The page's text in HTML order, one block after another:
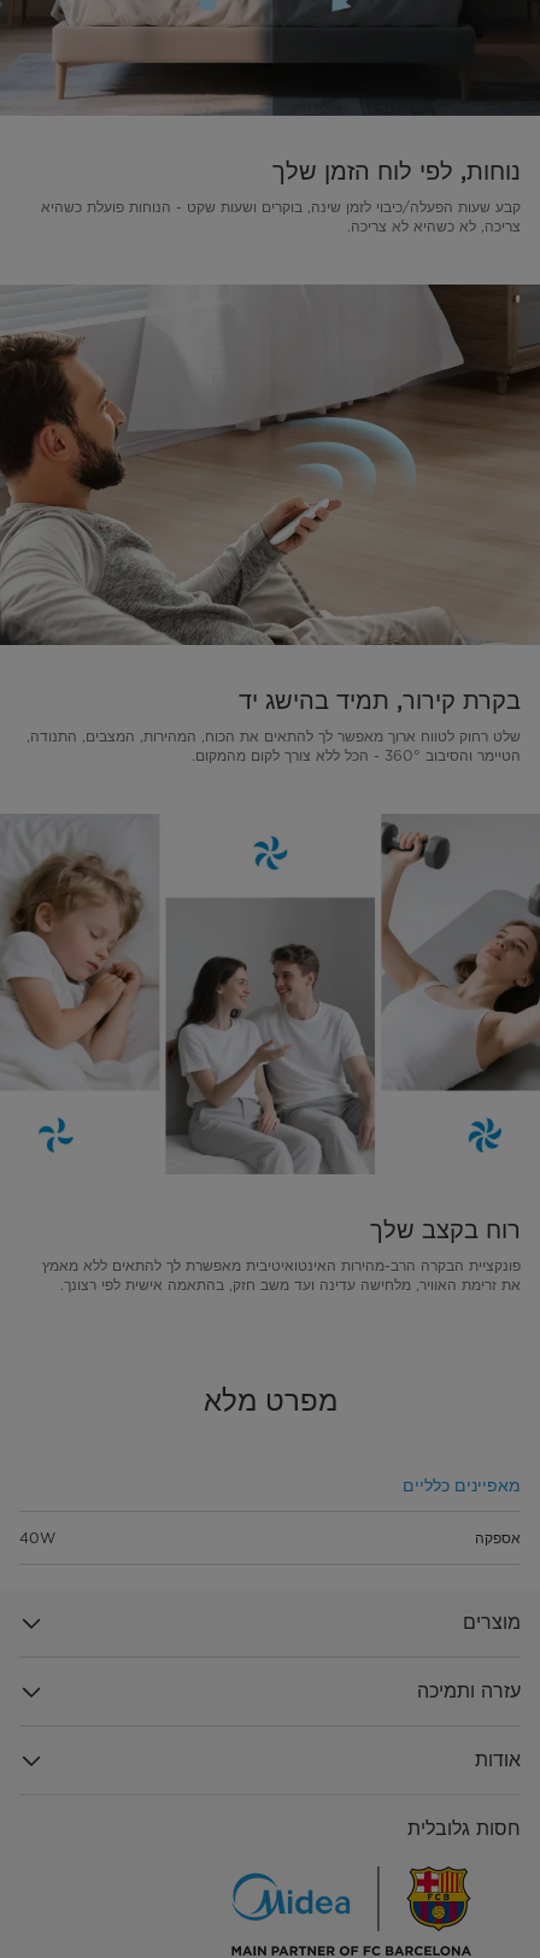
נוחות, לפי לוח הזמן שלך
קבע שעות הפעלה/כיבוי לזמן שינה, בוקרים ושעות שקט - הנוחות פועלת כשהיא
צריכה, לא כשהיא לא צריכה.
בקרת קירור, תמיד בהישג יד
שלט רחוק לטווח ארוך מאפשר לך להתאים את הכוח, המהירות, המצבים, התנודה,
הטיימר והסיבוב 360° - הכל ללא צורך לקום מהמקום.
רוח בקצב שלך
פונקציית הבקרה הרב-מהירות האינטואיטיבית מאפשרת לך להתאים ללא מאמץ
את זרימת האוויר, מלחישה עדינה ועד משב חזק, בהתאמה אישית לפי רצונך.
מפרט מלא
מאפיינים כלליים
אספקה 40W
מוצרים
עזרה ותמיכה
אודות
חסות גלובלית